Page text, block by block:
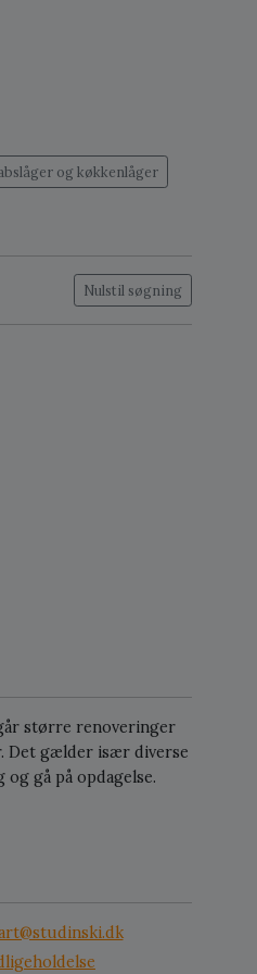
og køkkenlåger
Nulstil søgning
større renoveringer
Det gælder især diverse
gå på opdagelse.